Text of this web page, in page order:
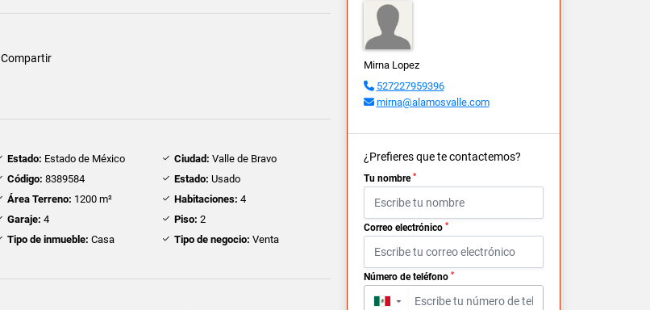
Compartir
Estado: Estado de México Ciudad: Valle de Bravo
Código: 8389584 Estado: Usado
Área Terreno: 1200 m² Habitaciones: 4
Garaje: 4 Piso: 2
Tipo de inmueble: Casa Tipo de negocio: Venta
Mirna Lopez
527227959396
mirna@alamosvalle.com
¿Prefieres que te contactemos?
Tu nombre *
Correo electrónico *
Número de teléfono *
▼